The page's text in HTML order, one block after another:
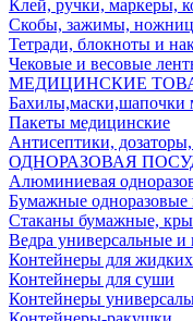
Клей, ручки, маркеры,
Скобы, зажимы,
Тетради, блокноты и
Чековые и весовые
МЕДИЦИНСКИЕ
Бахилы,маски,шапочки
Пакеты медицинские
Антисептики,
ОДНОРАЗОВАЯ
Алюминиевая
Бумажные одноразовые
Стаканы бумажные,
Ведра универсальные
Контейнеры для
Контейнеры для суши
Контейнеры